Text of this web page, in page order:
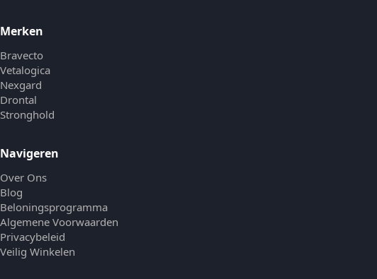
Merken
Bravecto
Vetalogica
Nexgard
Drontal
Stronghold
Navigeren
Over Ons
Blog
Beloningsprogramma
Algemene Voorwaarden
Privacybeleid
Veilig Winkelen